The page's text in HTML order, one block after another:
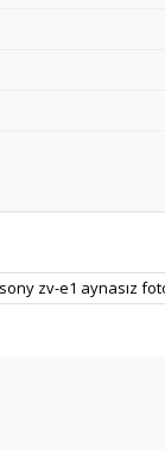
Bu ürüne ilk
sony zv-e1 aynasız